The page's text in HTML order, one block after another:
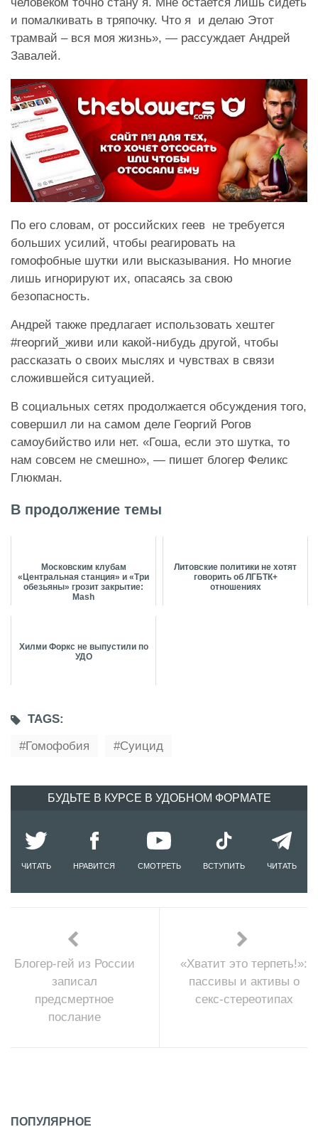
и помалкивать в тряпочку. Что я и делаю Этот
трамвай – вся моя жизнь», — рассуждает Андрей
Завалей.
По его словам, от российских геев не требуется
больших усилий, чтобы реагировать на
гомофобные шутки или высказывания. Но многие
лишь игнорируют их, опасаясь за свою
безопасность.
Андрей также предлагает использовать хештег
#георгий_живи или какой-нибудь другой, чтобы
рассказать о своих мыслях и чувствах в связи
сложившейся ситуацией.
В социальных сетях продолжается обсуждения того,
совершил ли на самом деле Георгий Рогов
самоубийство или нет. «Гоша, если это шутка, то
нам совсем не смешно», — пишет блогер Феликс
Глюкман.
В продолжение темы
Московским клубам
«Центральная станция» и «Три
обезьяны» грозит закрытие:
Mash
Литовские политики не хотят
говорить об ЛГБТК+
отношениях
Хилми Форкс не выпустили по
УДО
TAGS:
Гомофобия
Суицид
БУДЬТЕ В КУРСЕ В УДОБНОМ ФОРМАТЕ
ЧИТАТЬ НРАВИТСЯ СМОТРЕТЬ ВСТУПИТЬ ЧИТАТЬ
Блогер-гей из России
записал
предсмертное
послание
«Хватит это терпеть!»:
пассивы и активы о
секс-стереотипах
ПОПУЛЯРНОЕ